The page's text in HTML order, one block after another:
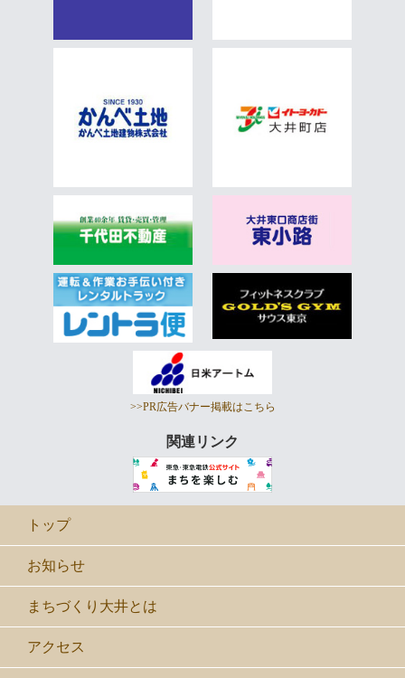
>>PR広告バナー掲載はこちら
関連リンク
トップ
お知らせ
まちづくり大井とは
アクセス